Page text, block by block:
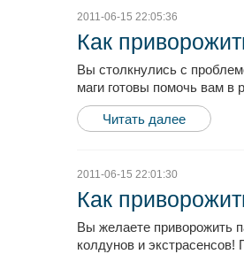
2011-06-15 22:05:36
Как
Вы столкнулись с
маги готовы помочь вам в
Читать далее
2011-06-15 22:01:30
Как
Вы желаете приворожить
колдунов и